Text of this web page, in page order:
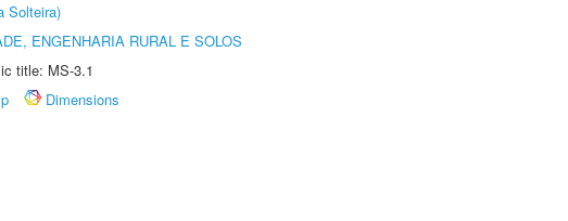
Solteira)
ENGENHARIA RURAL E SOLOS
title: MS-3.1
Dimensions